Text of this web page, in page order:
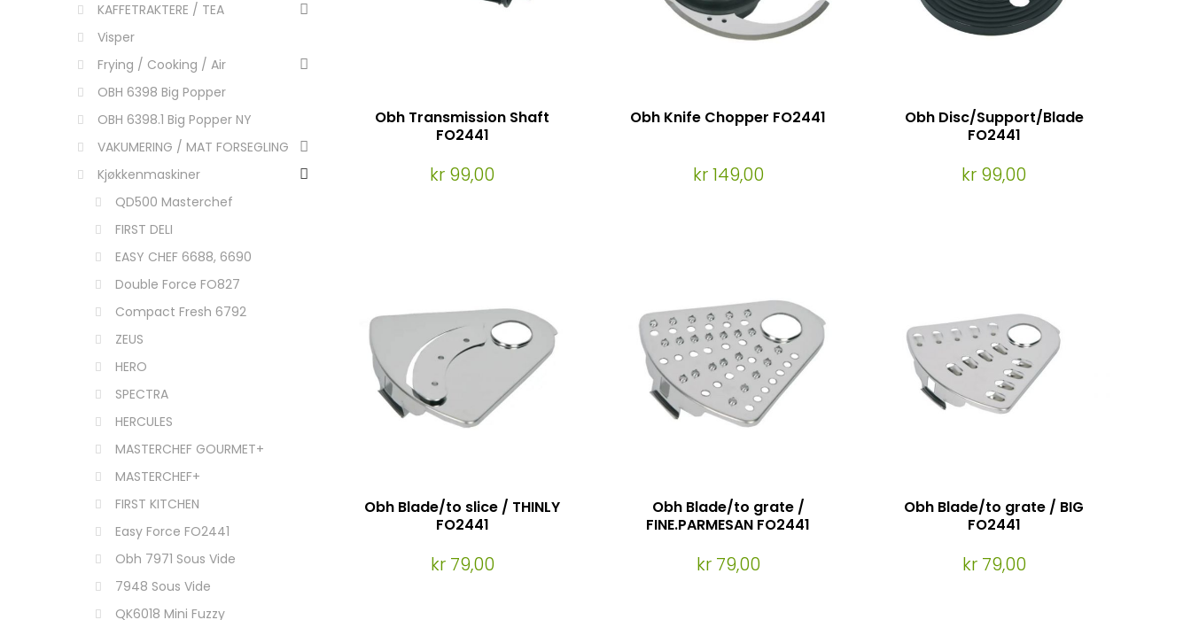
Obh Transmission Shaft
FO2441
kr 99,00
Obh Knife Chopper FO2441
kr 149,00
Obh Disc/Support/Blade
FO2441
kr 99,00
Obh Blade/to slice / THINLY
FO2441
kr 79,00
Obh Blade/to grate /
FINE.PARMESAN FO2441
kr 79,00
Obh Blade/to grate / BIG
FO2441
kr 79,00
KAFFETRAKTERE / TEA
Visper
Frying / Cooking / Air
OBH 6398 Big Popper
OBH 6398.1 Big Popper NY
VAKUMERING / MAT FORSEGLING
Kjøkkenmaskiner
QD500 Masterchef
FIRST DELI
EASY CHEF 6688, 6690
Double Force FO827
Compact Fresh 6792
ZEUS
HERO
SPECTRA
HERCULES
MASTERCHEF GOURMET+
MASTERCHEF+
FIRST KITCHEN
Easy Force FO2441
Obh 7971 Sous Vide
7948 Sous Vide
QK6018 Mini Fuzzy